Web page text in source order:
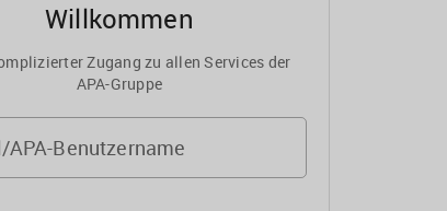
Willkommen
Zugang zu allen Services der
APA-Gruppe
APA-Benutzername